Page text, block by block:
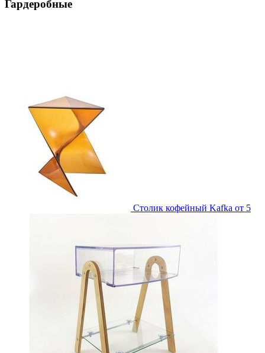
Гардеробные
Столик кофейный Kafka от 5